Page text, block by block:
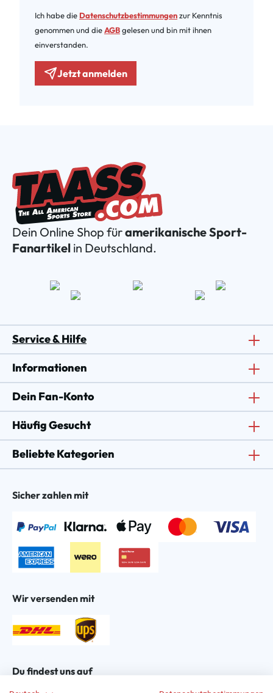
Ich habe die Datenschutzbestimmungenzur Kenntnis
genommen und dieAGBgelesen und bin mit ihnen
einverstanden.
Jetzt anmelden
Dein Online Shop füramerikanische Sport-
Fanartikel in Deutschland.
Service & Hilfe
Informationen
Dein Fan-Konto
Häufig Gesucht
Beliebte Kategorien
Sicher zahlen mit
Wir versenden mit
Du findest uns auf